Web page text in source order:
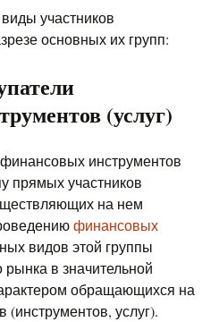
участников
основных их групп:
(услуг)
инструментов
прямых участников
на нем
финансовых
видов этой группы
в значительной
обращающихся на
услуг).